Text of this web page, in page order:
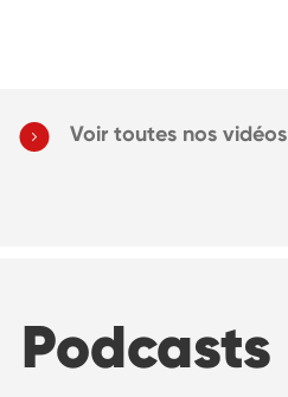
Voir toutes nos vidéos
Podcasts